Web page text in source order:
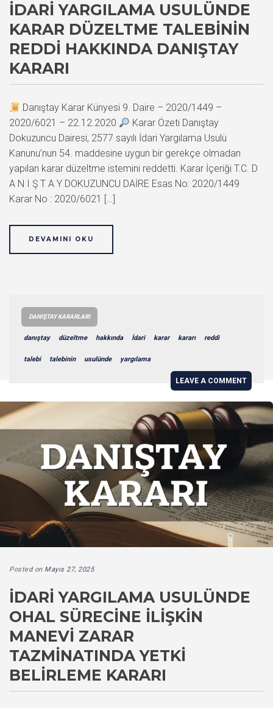
İDARI YARGILAMA USULÜNDE
KARAR DÜZELTME TALEBININ
REDDI HAKKINDA DANIŞTAY
KARARI
Danıştay Karar Künyesi 9. Daire – 2020/1449 –
2020/6021 – 22.12.2020
Karar Özeti Danıştay
Dokuzuncu Dairesi, 2577 sayılı İdari Yargılama Usulü
Kanunu’nun 54. maddesine uygun bir gerekçe olmadan
yapılan karar düzeltme istemini reddetti. Karar İçeriği T.C. D
A N I Ş T A Y DOKUZUNCU DAİRE Esas No: 2020/1449
Karar No : 2020/6021 […]
DEVAMINI OKU
DANIŞTAY KARARLARI
danıştay düzeltme hakkında İdari karar kararı reddi
talebi talebinin usulünde yargılama
LEAVE A COMMENT
Posted on Mayıs 27, 2025
İDARI YARGILAMA USULÜNDE
OHAL SÜRECINE İLIŞKIN
MANEVI ZARAR
TAZMINATINDA YETKI
BELIRLEME KARARI